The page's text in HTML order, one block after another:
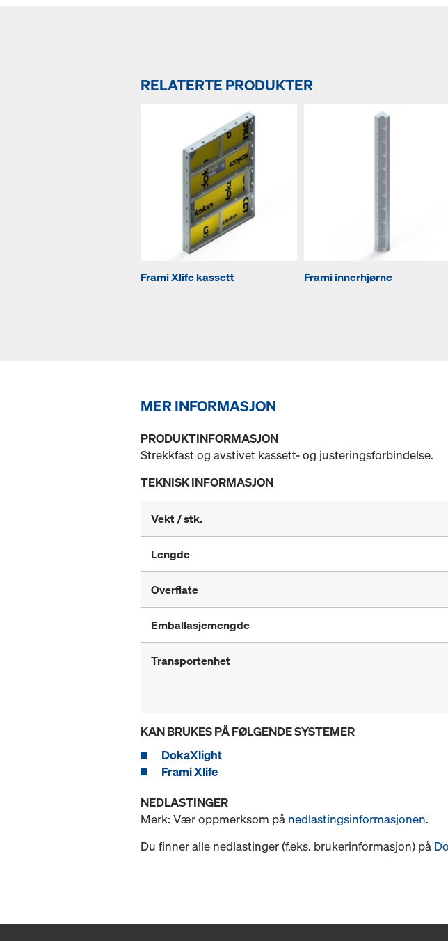
RELATERTE PRODUKTER
Frami Xlife kassett Frami innerhjørne
MER INFORMASJON
PRODUKTINFORMASJON
Strekkfast og avstivet kassett- og justeringsforbindelse.
TEKNISK INFORMASJON
Vekt / stk.
Lengde
Overflate
Emballasjemengde
Transportenhet
KAN BRUKES PÅ FØLGENDE SYSTEMER
DokaXlight
Frami Xlife
NEDLASTINGER
Merk: Vær oppmerksom på nedlastingsinformasjonen.
Du finner alle nedlastinger (f.eks. brukerinformasjon) på